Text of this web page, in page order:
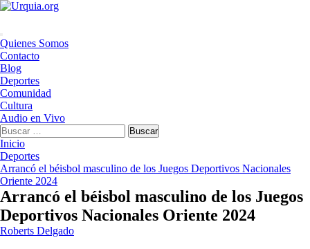
Saltar
Menú
principal
Quienes Somos
Contacto
Blog
Deportes
Comunidad
Cultura
Audio en Vivo
Buscar:
Inicio
Deportes
Arrancó el béisbol masculino de los Juegos Deportivos Nacionales
Oriente 2024
Arrancó el béisbol masculino de los Juegos
Deportivos Nacionales Oriente 2024
Roberts Delgado